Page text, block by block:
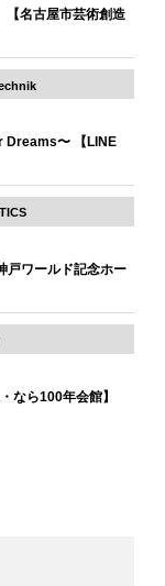
名古屋市芸術創造
Dreams〜 【LINE
ワールド記念ホー
なら100年会館】